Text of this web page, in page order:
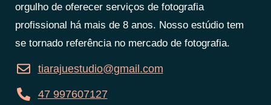
orgulho de oferecer serviços de fotografia
profissional há mais de 8 anos. Nosso estúdio tem
se tornado referência no mercado de fotografia.
tiarajuestudio@gmail.com
47 997607127